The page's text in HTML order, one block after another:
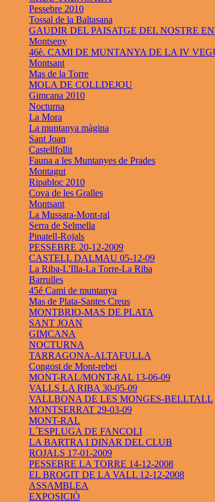
Pessebre 2010
Tossal de la Baltasana
GAUDIR DEL PAISATGE DEL NOSTRE
Montseny
46è. CAMI DE MUNTANYA DE LA IV
Montsant
Mas de la Torre
MOLA DE COLLDEJOU
Gimcana 2010
Nocturna
La Mora
La muntanya màgina
Sant Joan
Castellfollit
Fauna a les Muntanyes de Prades
Montagut
Ripabloc 2010
Cova de les Gralles
Montsant
La Mussara-Mont-ral
Serra de Selmella
Pinatell-Rojals
PESSEBRE 20-12-2009
CASTELL DALMAU 05-12-09
La Riba-L'Illa-La Torre-La Riba
Barrulles
45é Cami de muntanya
Mas de Plata-Santes Creus
MONTBRIO-MAS DE PLATA
SANT JOAN
GIMCANA
NOCTURNA
TARRAGONA-ALTAFULLA
Congost de Mont-rebei
MONT-RAL/MONT-RAL 13-06-09
VALLS LA RIBA 30-05-09
VALLBONA DE LES MONGES-BELLTALL
MONTSERRAT 29-03-09
MONT-RAL
L´ESPLUGA DE FANCOLI
LA BARTRA I DINAR DEL CLUB
ROJALS 17-01-2009
PESSEBRE LA TORRE 14-12-2008
EL BROGIT DE LA VALL 12-12-2008
ASSAMBLEA
EXPOSICIÒ